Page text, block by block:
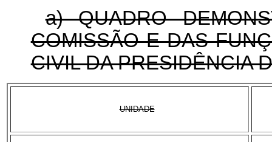
a) QUADRO
COMISSÃO E DAS
CIVIL DA PRESIDÊNCIA
UNIDADE